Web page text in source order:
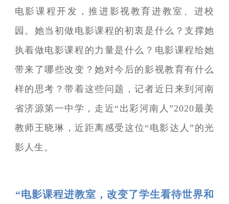
电影课程开发，推进影视教育进教室、进校
园。她当初做电影课程的初衷是什么？支撑她
执着做电影课程的力量是什么？电影课程给她
带来了哪些改变？她对今后的影视教育有什么
样的思考？带着这些问题，记者近日来到河南
省济源第一中学，走近“出彩河南人”2020最美
教师王晓琳，近距离感受这位“电影达人”的光
影人生。
“电影课程进教室，改变了学生看待世界和